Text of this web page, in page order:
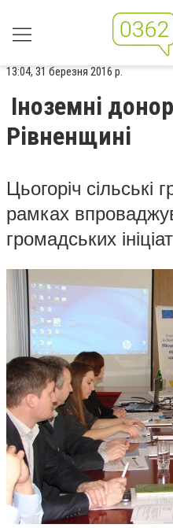
13:04, 31 березня 2016 р.
Іноземні
Рівненщині
Цьогоріч сільські
рамках
громадських